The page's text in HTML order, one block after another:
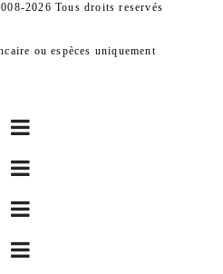
2026 Tous droits reservés
ou espèces uniquement